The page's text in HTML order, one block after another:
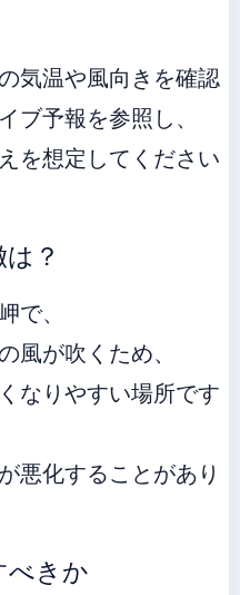
気温や風向きを確認
ブ予報を参照し、
を想定してください
？
で、
風が吹くため、
なりやすい場所です
悪化することがあり
べきか